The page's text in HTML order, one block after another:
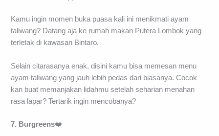
Kamu ingin momen buka puasa kali ini menikmati ayam
taliwang? Datang aja ke rumah makan Putera Lombok yang
terletak di kawasan Bintaro.
Selain citarasanya enak, disini kamu bisa memesan menu
ayam taliwang yang jauh lebih pedas dari biasanya. Cocok
kan buat memanjakan lidahmu setelah seharian menahan
rasa lapar? Tertarik ingin mencobanya?
7. Burgreens❤️